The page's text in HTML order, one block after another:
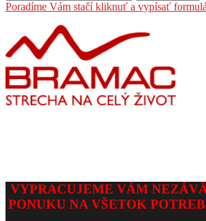
Poradíme Vám stačí kliknuť a vypísať
VYPRACUJEME VÁM
PONUKU NA VŠETOK